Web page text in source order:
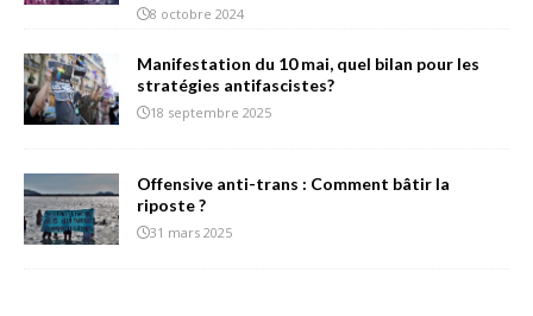
8 octobre 2024
Manifestation du 10 mai, quel bilan pour les
stratégies antifascistes?
18 septembre 2025
Offensive anti-trans : Comment bâtir la
riposte ?
31 mars 2025